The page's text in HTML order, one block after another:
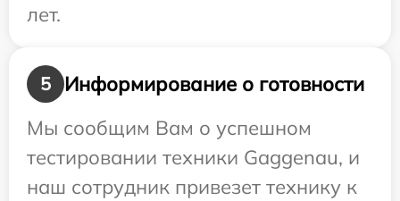
лет.
5
Информирование о готовности
Мы сообщим Вам о успешном
тестировании техники Gaggenau, и
наш сотрудник привезет технику к